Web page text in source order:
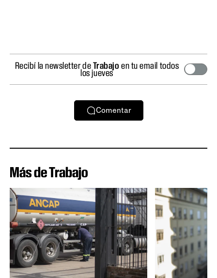
Recibí la newsletter deTrabajo en tu email todos
los jueves
Comentar
Más de Trabajo